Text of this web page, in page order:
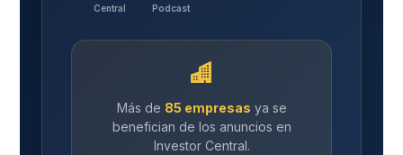
Central
Podcast
Más de 85 empresas ya se
benefician de los anuncios en
Investor Central.